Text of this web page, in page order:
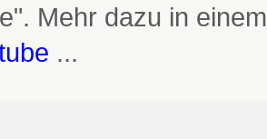
Mehr dazu in
...